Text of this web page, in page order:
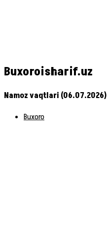
Buxoroisharif.uz
Namoz vaqtlari (06.07.2026)
Buxoro